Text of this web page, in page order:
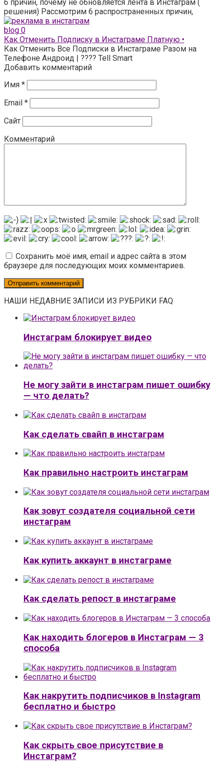
6 причин, почему не обновляется лента в Инстаграм (
решения) Рассмотрим 6 распространенных причин,
blog 0
Как Отменить Подписку в Инстаграме Платную •
Как Отменить Все Подписки в Инстаграме Разом на
Телефоне Андроид | ???? Tell Smart
Добавить комментарий
Имя *
Email *
Сайт
Комментарий
Сохранить моё имя, email и адрес сайта в этом
браузере для последующих моих комментариев.
НАШИ НЕДАВНИЕ ЗАПИСИ ИЗ РУБРИКИ FAQ
Инстаграм блокирует видео
Не могу зайти в инстаграм пишет ошибку
— что делать?
Как сделать свайп в инстаграм
Как правильно настроить инстаграм
Как зовут создателя социальной сети
инстаграм
Как купить аккаунт в инстаграме
Как сделать репост в инстаграме
Как находить блогеров в Инстаграм — 3
способа
Как накрутить подписчиков в Instagram
бесплатно и быстро
Как скрыть свое присутствие в
Инстаграм?